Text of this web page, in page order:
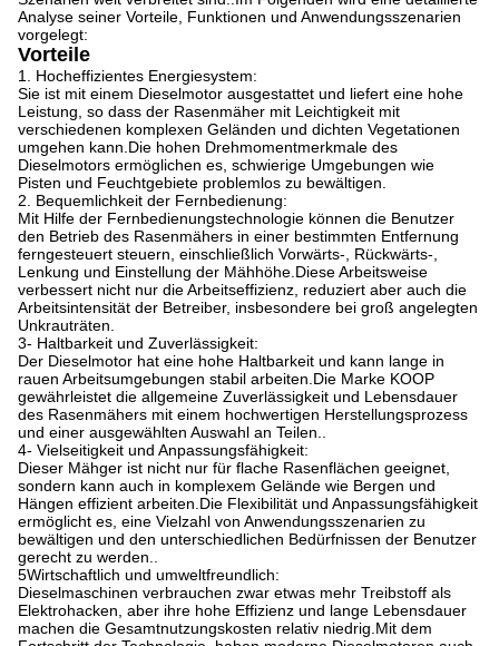
Analyse seiner Vorteile, Funktionen und Anwendungsszenarien
vorgelegt:
Vorteile
1. Hocheffizientes Energiesystem:
Sie ist mit einem Dieselmotor ausgestattet und liefert eine hohe
Leistung, so dass der Rasenmäher mit Leichtigkeit mit
verschiedenen komplexen Geländen und dichten Vegetationen
umgehen kann.Die hohen Drehmomentmerkmale des
Dieselmotors ermöglichen es, schwierige Umgebungen wie
Pisten und Feuchtgebiete problemlos zu bewältigen.
2. Bequemlichkeit der Fernbedienung:
Mit Hilfe der Fernbedienungstechnologie können die Benutzer
den Betrieb des Rasenmähers in einer bestimmten Entfernung
ferngesteuert steuern, einschließlich Vorwärts-, Rückwärts-,
Lenkung und Einstellung der Mähhöhe.Diese Arbeitsweise
verbessert nicht nur die Arbeitseffizienz, reduziert aber auch die
Arbeitsintensität der Betreiber, insbesondere bei groß angelegten
Unkrauträten.
3- Haltbarkeit und Zuverlässigkeit:
Der Dieselmotor hat eine hohe Haltbarkeit und kann lange in
rauen Arbeitsumgebungen stabil arbeiten.Die Marke KOOP
gewährleistet die allgemeine Zuverlässigkeit und Lebensdauer
des Rasenmähers mit einem hochwertigen Herstellungsprozess
und einer ausgewählten Auswahl an Teilen..
4- Vielseitigkeit und Anpassungsfähigkeit:
Dieser Mähger ist nicht nur für flache Rasenflächen geeignet,
sondern kann auch in komplexem Gelände wie Bergen und
Hängen effizient arbeiten.Die Flexibilität und Anpassungsfähigkeit
ermöglicht es, eine Vielzahl von Anwendungsszenarien zu
bewältigen und den unterschiedlichen Bedürfnissen der Benutzer
gerecht zu werden..
5Wirtschaftlich und umweltfreundlich:
Dieselmaschinen verbrauchen zwar etwas mehr Treibstoff als
Elektrohacken, aber ihre hohe Effizienz und lange Lebensdauer
machen die Gesamtnutzungskosten relativ niedrig.Mit dem